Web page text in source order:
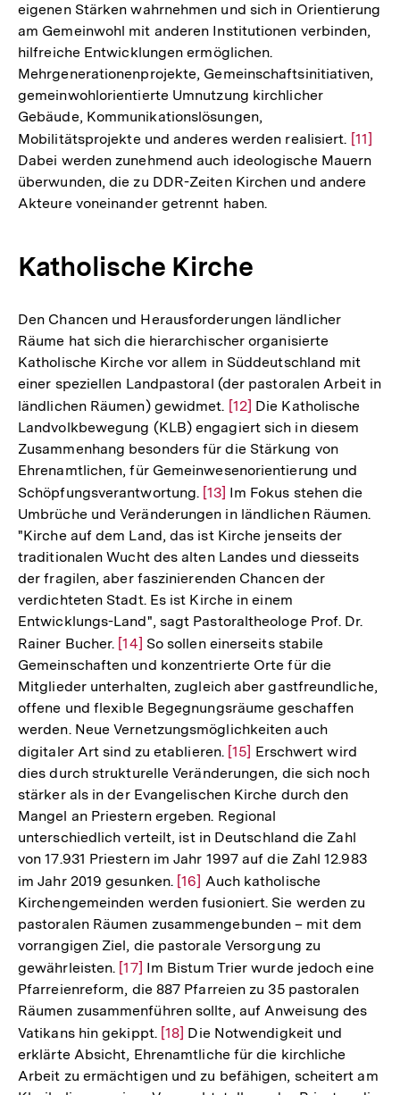
eigenen Stärken wahrnehmen und sich in Orientierung
am Gemeinwohl mit anderen Institutionen verbinden,
hilfreiche Entwicklungen ermöglichen.
Mehrgenerationenprojekte, Gemeinschaftsinitiativen,
gemeinwohlorientierte Umnutzung kirchlicher
Gebäude, Kommunikationslösungen,
Mobilitätsprojekte und anderes werden realisiert. Zur
der
[11]
Dabei werden zunehmend auch ideologische Mauern
überwunden, die zu DDR-Zeiten Kirchen und andere
Akteure voneinander getrennt haben.
Katholische Kirche
Den Chancen und Herausforderungen ländlicher
Räume hat sich die hierarchischer organisierte
Katholische Kirche vor allem in Süddeutschland mit
einer speziellen Landpastoral (der pastoralen Arbeit in
ländlichen Räumen) gewidmet. Zur
Auflösung
der
Fußnote
[12] Die Katholische
Landvolkbewegung (KLB) engagiert sich in diesem
Zusammenhang besonders für die Stärkung von
Ehrenamtlichen, für Gemeinwesenorientierung und
Schöpfungsverantwortung. Zur
Auflösung
der
Fußnote
[13] Im Fokus stehen die
Umbrüche und Veränderungen in ländlichen Räumen.
"Kirche auf dem Land, das ist Kirche jenseits der
traditionalen Wucht des alten Landes und diesseits
der fragilen, aber faszinierenden Chancen der
verdichteten Stadt. Es ist Kirche in einem
Entwicklungs-Land", sagt Pastoraltheologe Prof. Dr.
Rainer Bucher. Zur
Auflösung
der
Fußnote
[14] So sollen einerseits stabile
Gemeinschaften und konzentrierte Orte für die
Mitglieder unterhalten, zugleich aber gastfreundliche,
offene und flexible Begegnungsräume geschaffen
werden. Neue Vernetzungsmöglichkeiten auch
digitaler Art sind zu etablieren. Zur
Auflösung
der
Fußnote
[15] Erschwert wird
dies durch strukturelle Veränderungen, die sich noch
stärker als in der Evangelischen Kirche durch den
Mangel an Priestern ergeben. Regional
unterschiedlich verteilt, ist in Deutschland die Zahl
von 17.931 Priestern im Jahr 1997 auf die Zahl 12.983
im Jahr 2019 gesunken. Zur
Auflösung
der
Fußnote
[16] Auch katholische
Kirchengemeinden werden fusioniert. Sie werden zu
pastoralen Räumen zusammengebunden – mit dem
vorrangigen Ziel, die pastorale Versorgung zu
gewährleisten. Zur
Auflösung
der
Fußnote
[17] Im Bistum Trier wurde jedoch eine
Pfarreienreform, die 887 Pfarreien zu 35 pastoralen
Räumen zusammenführen sollte, auf Anweisung des
Vatikans hin gekippt. Zur
Auflösung
der
[18] Die Notwendigkeit und
erklärte Absicht, Ehrenamtliche für die kirchliche
Arbeit zu ermächtigen und zu befähigen, scheitert am